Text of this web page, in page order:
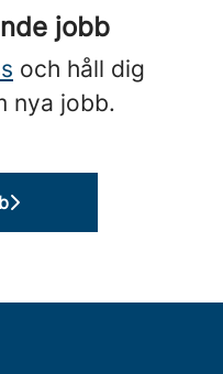
jobb
och håll dig
nya jobb.